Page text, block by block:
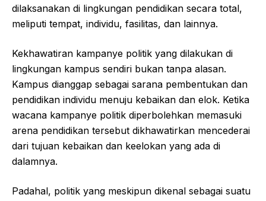
dilaksanakan di lingkungan pendidikan secara total,
meliputi tempat, individu, fasilitas, dan lainnya.
Kekhawatiran kampanye politik yang dilakukan di
lingkungan kampus sendiri bukan tanpa alasan.
Kampus dianggap sebagai sarana pembentukan dan
pendidikan individu menuju kebaikan dan elok. Ketika
wacana kampanye politik diperbolehkan memasuki
arena pendidikan tersebut dikhawatirkan mencederai
dari tujuan kebaikan dan keelokan yang ada di
dalamnya.
Padahal, politik yang meskipun dikenal sebagai suatu